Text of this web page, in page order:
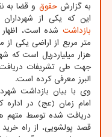
به گزارشحقوق و قضا به
این که یکی از شهرداران
بازداشتشده است،
متر مربع از اراضی یکی
هزار میلیاردریال است که
جهت طی تشریفات دریافت
البرز معرفی کرده است.
وی با بیان بازداشت
امام زمان (عج) در اداره
قصد پولشویی، از راه